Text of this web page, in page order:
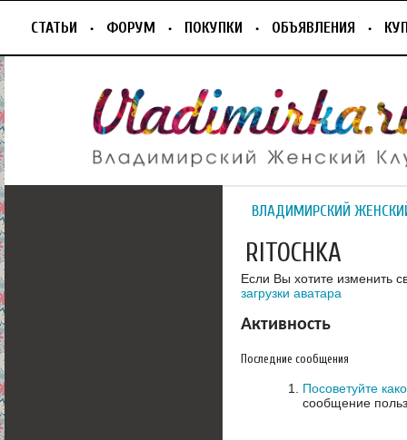
СТАТЬИ ФОРУМ ПОКУПКИ ОБЪЯВЛЕНИЯ
ВЛАДИМИРСКИЙ
RITOCHKA
Если Вы хотите изменить
загрузки аватара
Активность
Последние сообщения
Посоветуйте
сообщение